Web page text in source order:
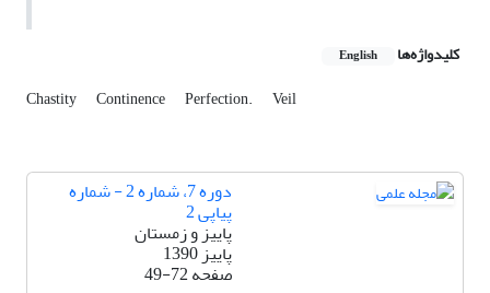
کلیدواژه‌ها English
Chastity Continence Perfection. Veil
دوره 7، شماره 2 - شماره
پیاپی 2
پاییز و زمستان
پاییز 1390
صفحه49-72